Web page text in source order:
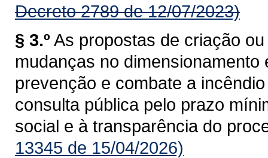
Decreto 2789 de 12/07/2023)
§ 3.º As propostas de criação
mudanças no
prevenção e combate a
consulta pública pelo prazo
social e à transparência do
13345 de 15/04/2026)